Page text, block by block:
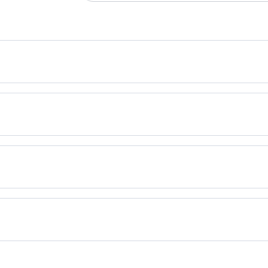
woda z serii Aqua Allegoria. Zapach ten został wydany
to harmonijny zapach, który przynosi orzeźwienie i
Linalool, Ethylhexyl Methoxycinnamate, Citral,
dicaprate, Bht, Coumarin, Citronellol, Geraniol, Tocopherol,